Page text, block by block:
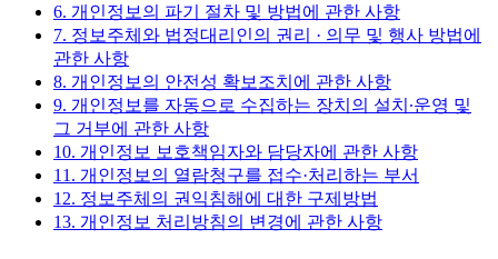
6. 개인정보의 파기 절차 및 방법에 관한 사항
7. 정보주체와 법정대리인의 권리 · 의무 및 행사 방법에
관한 사항
8. 개인정보의 안전성 확보조치에 관한 사항
9. 개인정보를 자동으로 수집하는 장치의 설치∙운영 및
그 거부에 관한 사항
10. 개인정보 보호책임자와 담당자에 관한 사항
11. 개인정보의 열람청구를 접수·처리하는 부서
12. 정보주체의 권익침해에 대한 구제방법
13. 개인정보 처리방침의 변경에 관한 사항